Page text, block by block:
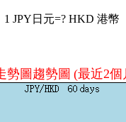
1 JPY日元=? HKD 港幣
勢圖趨勢圖 (最近2個